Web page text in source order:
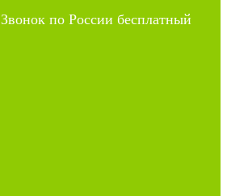
Звонок по России бесплатный